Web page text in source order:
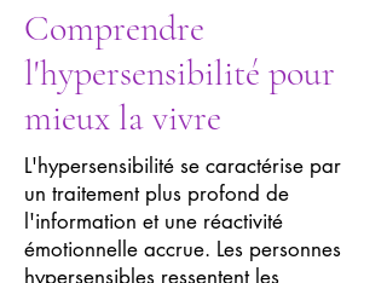
Comprendre
l'hypersensibilité pour
mieux la vivre
L'hypersensibilité se caractérise par
un traitement plus profond de
l'information et une réactivité
émotionnelle accrue. Les personnes
hypersensibles ressentent les